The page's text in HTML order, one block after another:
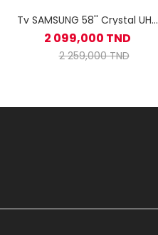
Tv SAMSUNG 58'' Crystal UHD
U8000F 4K Smart TV
2 099,000 TND
2 259,000 TND